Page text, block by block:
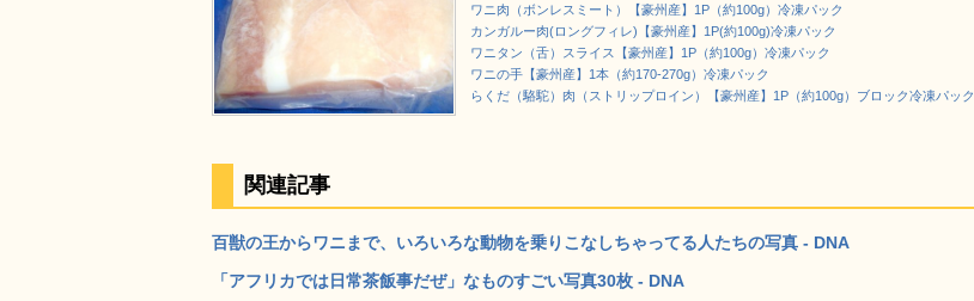
ワニ肉（ボンレスミート）【豪州産】1P（約100g）冷凍パック
カンガルー肉(ロングフィレ)【豪州産】1P(約100g)冷凍パック
ワニタン（舌）スライス【豪州産】1P（約100g）冷凍パック
ワニの手【豪州産】1本（約170-270g）冷凍パック
らくだ（駱駝）肉（ストリップロイン）【豪州産】1P（約100g）ブロック冷凍パック
関連記事
百獣の王からワニまで、いろいろな動物を乗りこなしちゃってる人たちの写真 - DNA
「アフリカでは日常茶飯事だぜ」なものすごい写真30枚 - DNA